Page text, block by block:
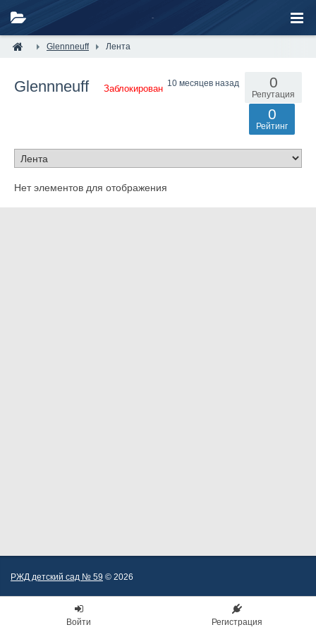
Glennneuff Лента
Glennneuff Заблокирован
10 месяцев назад 0
Репутация
0
Рейтинг
Нет элементов для отображения
РЖД детский сад № 59 © 2026
Войти Регистрация